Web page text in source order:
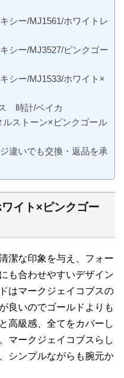
シー/MJ1561/ホワイトレ
シー/MJ3527/ピンクゴー
シー/MJ1533/ホワイト×
時計/ベイカ
ストーン×ピンクゴール
違いでも交換・返品を承
イト×ピンクゴー
潔な印象を与え、フォー
も合わせやすいデザイン
はマークジェイコブスの
良いのでゴールドよりも
高級感、全てをカバーし
マークジェイコブスらし
シンプルながらも腕元か